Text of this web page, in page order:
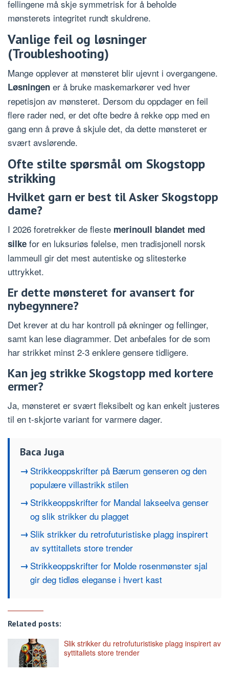
fellingene må skje symmetrisk for å beholde
mønsterets integritet rundt skuldrene.
Vanlige feil og løsninger
(Troubleshooting)
Mange opplever at mønsteret blir ujevnt i overgangene.
Løsningen er å bruke maskemarkører ved hver
repetisjon av mønsteret. Dersom du oppdager en feil
flere rader ned, er det ofte bedre å rekke opp med en
gang enn å prøve å skjule det, da dette mønsteret er
svært avslørende.
Ofte stilte spørsmål om Skogstopp
strikking
Hvilket garn er best til Asker Skogstopp
dame?
I 2026 foretrekker de fleste merinoull blandet med
silke for en luksuriøs følelse, men tradisjonell norsk
lammeull gir det mest autentiske og slitesterke
uttrykket.
Er dette mønsteret for avansert for
nybegynnere?
Det krever at du har kontroll på økninger og fellinger,
samt kan lese diagrammer. Det anbefales for de som
har strikket minst 2-3 enklere gensere tidligere.
Kan jeg strikke Skogstopp med kortere
ermer?
Ja, mønsteret er svært fleksibelt og kan enkelt justeres
til en t-skjorte variant for varmere dager.
Baca Juga
Strikkeoppskrifter på Bærum genseren og den
populære villastrikk stilen
Strikkeoppskrifter for Mandal lakseelva genser
og slik strikker du plagget
Slik strikker du retrofuturistiske plagg inspirert
av syttitallets store trender
Strikkeoppskrifter for Molde rosenmønster sjal
gir deg tidløs eleganse i hvert kast
Related posts:
Slik strikker du retrofuturistiske plagg inspirert av
syttitallets store trender